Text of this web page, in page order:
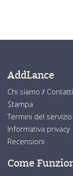
AddLance
Chi siamo / Contatti
Stampa
Termini del servizio
Informativa privacy
Recensioni
Come